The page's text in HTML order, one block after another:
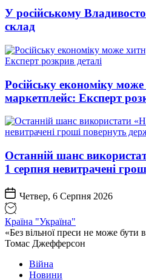
У російському
склад
Російську економіку
маркетплейс: Експерт
Останній шанс
1 серпня невитрачені
Четвер, 6 Серпня 2026
Країна "Україна"
«Без вільної преси не може бути
Томас Джефферсон
Війна
Новини